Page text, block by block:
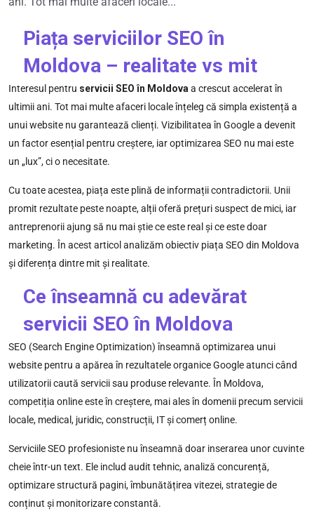
Piața serviciilor SEO în
Moldova – realitate vs mit
Interesul pentru servicii SEO în Moldova a crescut accelerat în
ultimii ani. Tot mai multe afaceri locale înțeleg că simpla existență a
unui website nu garantează clienți. Vizibilitatea în Google a devenit
un factor esențial pentru creștere, iar optimizarea SEO nu mai este
un „lux”, ci o necesitate.
Cu toate acestea, piața este plină de informații contradictorii. Unii
promit rezultate peste noapte, alții oferă prețuri suspect de mici, iar
antreprenorii ajung să nu mai știe ce este real și ce este doar
marketing. În acest articol analizăm obiectiv piața SEO din Moldova
și diferența dintre mit și realitate.
Ce înseamnă cu adevărat
servicii SEO în Moldova
SEO (Search Engine Optimization) înseamnă optimizarea unui
website pentru a apărea în rezultatele organice Google atunci când
utilizatorii caută servicii sau produse relevante. În Moldova,
competiția online este în creștere, mai ales în domenii precum servicii
locale, medical, juridic, construcții, IT și comerț online.
Serviciile SEO profesioniste nu înseamnă doar inserarea unor cuvinte
cheie într-un text. Ele includ audit tehnic, analiză concurență,
optimizare structură pagini, îmbunătățirea vitezei, strategie de
conținut și monitorizare constantă.